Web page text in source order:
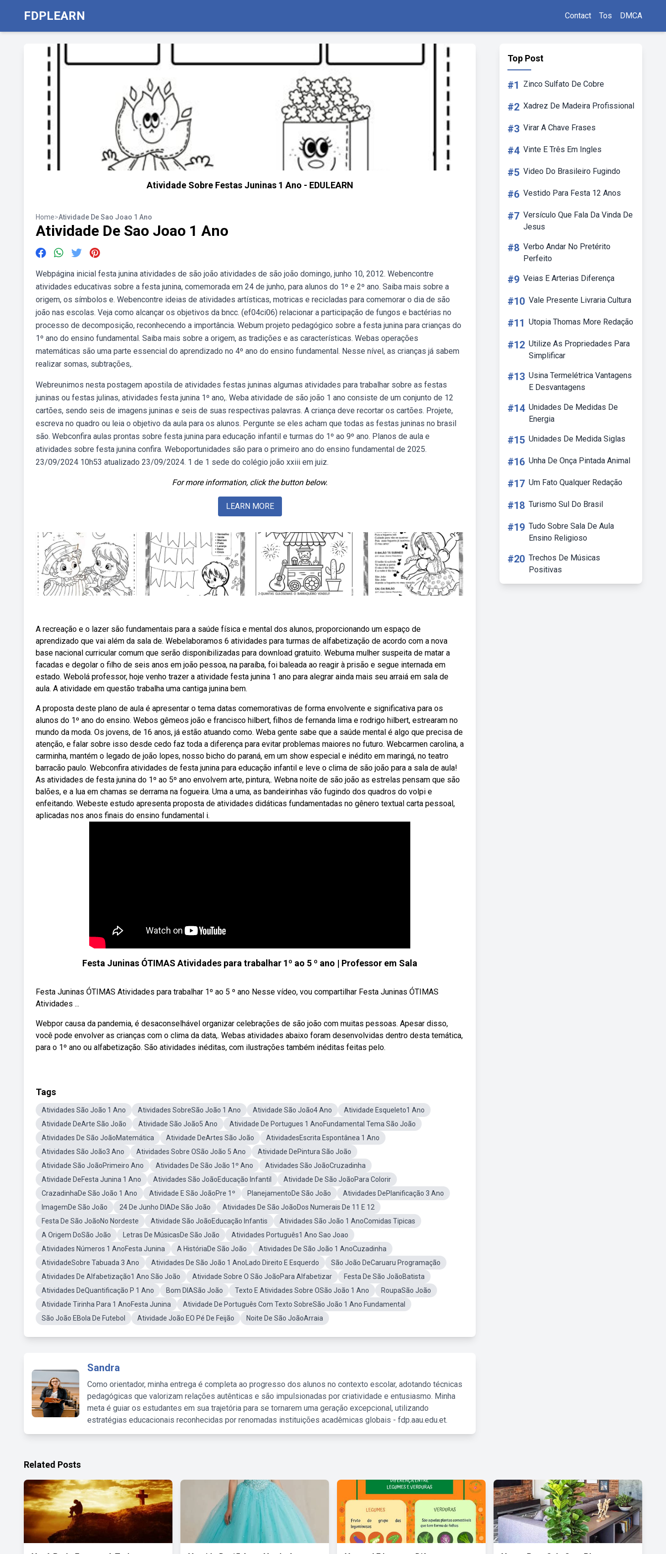
FDPLEARN Contact Tos DMCA
Atividade Sobre Festas Juninas 1 Ano - EDULEARN
Home>Atividade De Sao Joao 1 Ano
Atividade De Sao Joao 1 Ano
Webpágina inicial festa junina atividades de são joão atividades de são joão domingo, junho 10, 2012. Webencontre
atividades educativas sobre a festa junina, comemorada em 24 de junho, para alunos do 1º e 2º ano. Saiba mais sobre a
origem, os símbolos e. Webencontre ideias de atividades artísticas, motricas e recicladas para comemorar o dia de são
joão nas escolas. Veja como alcançar os objetivos da bncc. (ef04ci06) relacionar a participação de fungos e bactérias no
processo de decomposição, reconhecendo a importância. Webum projeto pedagógico sobre a festa junina para crianças do
1º ano do ensino fundamental. Saiba mais sobre a origem, as tradições e as características. Webas operações
matemáticas são uma parte essencial do aprendizado no 4º ano do ensino fundamental. Nesse nível, as crianças já sabem
realizar somas, subtrações,.
Webreunimos nesta postagem apostila de atividades festas juninas algumas atividades para trabalhar sobre as festas
juninas ou festas julinas, atividades festa junina 1º ano,. Weba atividade de são joão 1 ano consiste de um conjunto de 12
cartões, sendo seis de imagens juninas e seis de suas respectivas palavras. A criança deve recortar os cartões. Projete,
escreva no quadro ou leia o objetivo da aula para os alunos. Pergunte se eles acham que todas as festas juninas no brasil
são. Webconfira aulas prontas sobre festa junina para educação infantil e turmas do 1º ao 9º ano. Planos de aula e
atividades sobre festa junina confira. Weboportunidades são para o primeiro ano do ensino fundamental de 2025.
23/09/2024 10h53 atualizado 23/09/2024. 1 de 1 sede do colégio joão xxiii em juiz.
For more information, click the button below.
LEARN MORE
A recreação e o lazer são fundamentais para a saúde física e mental dos alunos, proporcionando um espaço de
aprendizado que vai além da sala de. Webelaboramos 6 atividades para turmas de alfabetização de acordo com a nova
base nacional curricular comum que serão disponibilizadas para download gratuito. Webuma mulher suspeita de matar a
facadas e degolar o filho de seis anos em joão pessoa, na paraíba, foi baleada ao reagir à prisão e segue internada em
estado. Webolá professor, hoje venho trazer a atividade festa junina 1 ano para alegrar ainda mais seu arraiá em sala de
aula. A atividade em questão trabalha uma cantiga junina bem.
A proposta deste plano de aula é apresentar o tema datas comemorativas de forma envolvente e significativa para os
alunos do 1º ano do ensino. Webos gêmeos joão e francisco hilbert, filhos de fernanda lima e rodrigo hilbert, estrearam no
mundo da moda. Os jovens, de 16 anos, já estão atuando como. Weba gente sabe que a saúde mental é algo que precisa de
atenção, e falar sobre isso desde cedo faz toda a diferença para evitar problemas maiores no futuro. Webcarmen carolina, a
carminha, mantém o legado de joão lopes, nosso bicho do paraná, em um show especial e inédito em maringá, no teatro
barracão paulo. Webconfira atividades de festa junina para educação infantil e leve o clima de são joão para a sala de aula!
As atividades de festa junina do 1º ao 5º ano envolvem arte, pintura,. Webna noite de são joão as estrelas pensam que são
balões, e a lua em chamas se derrama na fogueira. Uma a uma, as bandeirinhas vão fugindo dos quadros do volpi e
enfeitando. Webeste estudo apresenta proposta de atividades didáticas fundamentadas no gênero textual carta pessoal,
aplicadas nos anos finais do ensino fundamental i.
Festa Juninas ÓTIMAS Atividades para trabalhar 1º ao 5 º ano | Professor em Sala
Festa Juninas ÓTIMAS Atividades para trabalhar 1º ao 5 º ano Nesse vídeo, vou compartilhar Festa Juninas ÓTIMAS
Atividades ...
Webpor causa da pandemia, é desaconselhável organizar celebrações de são joão com muitas pessoas. Apesar disso,
você pode envolver as crianças com o clima da data,. Webas atividades abaixo foram desenvolvidas dentro desta temática,
para o 1º ano ou alfabetização. São atividades inéditas, com ilustrações também inéditas feitas pelo.
Tags
Atividades São João 1 Ano Atividades SobreSão João 1 Ano Atividade São João4 Ano
Atividade Esqueleto1 Ano
Atividade DeArte São João
Atividade São João5 Ano
Atividade De Portugues 1 AnoFundamental Tema São João
Atividades De São JoãoMatemática
Atividade DeArtes São João
AtividadesEscrita Espontânea 1 Ano
Atividades São João3 Ano
Atividades Sobre OSão João 5 Ano
Atividade DePintura São João
Atividade São JoãoPrimeiro Ano
Atividades De São João 1º Ano
Atividades São JoãoCruzadinha
Atividade DeFesta Junina 1 Ano
Atividades São JoãoEducação Infantil
Atividade De São JoãoPara Colorir
CrazadinhaDe São João 1 Ano
Atividade E São JoãoPre 1º PlanejamentoDe São João
Atividades DePlanificação 3 Ano
ImagemDe São João
24 De Junho DIADe São João
Atividades De São JoãoDos Numerais De 11 E 12
Festa De São JoãoNo Nordeste
Atividade São JoãoEducação Infantis
Atividades São João 1 AnoComidas Tipicas
A Origem DoSão João
Letras De MúsicasDe São João
Atividades Português1 Ano Sao Joao
Atividades Números 1 AnoFesta Junina
A HistóriaDe São João
Atividades De São João 1 AnoCuzadinha
AtividadeSobre Tabuada 3 Ano
Atividades De São João 1 AnoLado Direito E Esquerdo
São João DeCaruaru Programação
Atividades De Alfabetização1 Ano São João
Atividade Sobre O São JoãoPara Alfabetizar
Festa De São JoãoBatista
Atividades DeQuantificação P 1 Ano
Bom DIASão João Texto E Atividades Sobre OSão João 1 Ano
RoupaSão João
Atividade Tirinha Para 1 AnoFesta Junina
Atividade De Português Com Texto SobreSão João 1 Ano Fundamental
São João EBola De Futebol
Atividade João EO Pé De Feijão Noite De São JoãoArraia
Sandra
Como orientador, minha entrega é completa ao progresso dos alunos no contexto escolar, adotando técnicas
pedagógicas que valorizam relações autênticas e são impulsionadas por criatividade e entusiasmo. Minha
meta é guiar os estudantes em sua trajetória para se tornarem uma geração excepcional, utilizando
estratégias educacionais reconhecidas por renomadas instituições acadêmicas globais - fdp.aau.edu.et.
Top Post
#1 Zinco Sulfato De Cobre
#2 Xadrez De Madeira Profissional
#3 Virar A Chave Frases
#4 Vinte E Três Em Ingles
#5 Video Do Brasileiro Fugindo
#6 Vestido Para Festa 12 Anos
#7 Versículo Que Fala Da Vinda De
Jesus
#8 Verbo Andar No Pretérito
Perfeito
#9 Veias E Arterias Diferença
#10 Vale Presente Livraria Cultura
#11 Utopia Thomas More Redação
#12 Utilize As Propriedades Para
Simplificar
#13 Usina Termelétrica Vantagens
E Desvantagens
#14 Unidades De Medidas De
Energia
#15 Unidades De Medida Siglas
#16 Unha De Onça Pintada Animal
#17 Um Fato Qualquer Redação
#18 Turismo Sul Do Brasil
#19 Tudo Sobre Sala De Aula
Ensino Religioso
#20 Trechos De Músicas
Positivas
Related Posts